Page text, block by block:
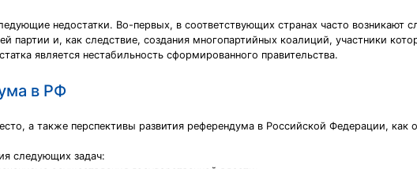
недостатки. Во-первых, в соответствующих странах часто возникают
партии и, как следствие, создания многопартийных коалиций, участники
является нестабильность сформированного правительства.
в РФ
а также перспективы развития референдума в Российской Федерации,
следующих задач: